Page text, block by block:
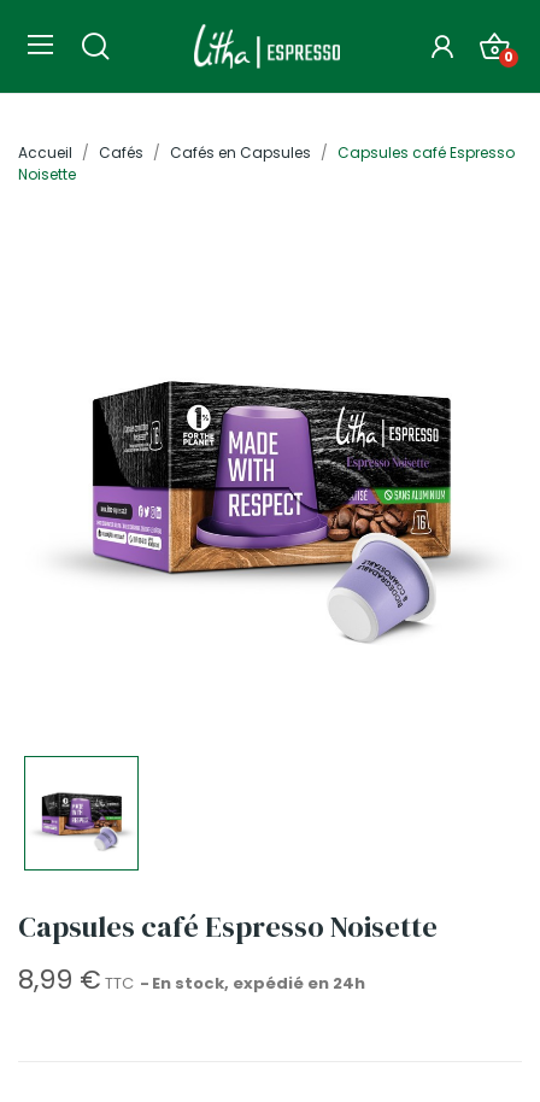
0
Accueil Cafés Cafés en Capsules
Capsules café Espresso
Noisette
Capsules café Espresso Noisette
8,99 € TTC En stock, expédié en 24h